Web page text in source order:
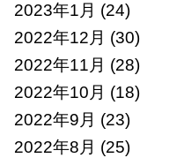
2023年1月 (24)
2022年12月 (30)
2022年11月 (28)
2022年10月 (18)
2022年9月 (23)
2022年8月 (25)